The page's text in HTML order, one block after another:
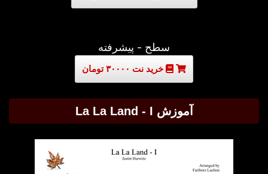
سطح - پیشرفته
خرید نت ۳۰۰۰۰ تومان
آموزش La La Land - I